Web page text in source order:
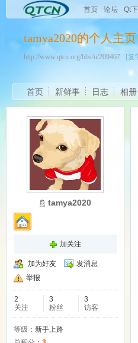
首页 论坛 Qt
tamya2020的个人主页
http://www.qtcn.org/bbs/u/209467 [复
首页 新鲜事 日志 相册
tamya2020
加关注
加为好友
发消息
举报
2
关注
3
粉丝
3
访客
等级： 新手上路